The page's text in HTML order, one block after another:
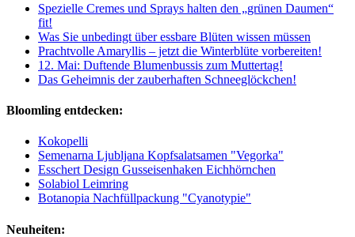
Spezielle Cremes und Sprays halten den „grünen Daumen“
fit!
Was Sie unbedingt über essbare Blüten wissen müssen
Prachtvolle Amaryllis – jetzt die Winterblüte vorbereiten!
12. Mai: Duftende Blumenbussis zum Muttertag!
Das Geheimnis der zauberhaften Schneeglöckchen!
Bloomling entdecken:
Kokopelli
Semenarna Ljubljana Kopfsalatsamen "Vegorka"
Esschert Design Gusseisenhaken Eichhörnchen
Solabiol Leimring
Botanopia Nachfüllpackung "Cyanotypie"
Neuheiten: